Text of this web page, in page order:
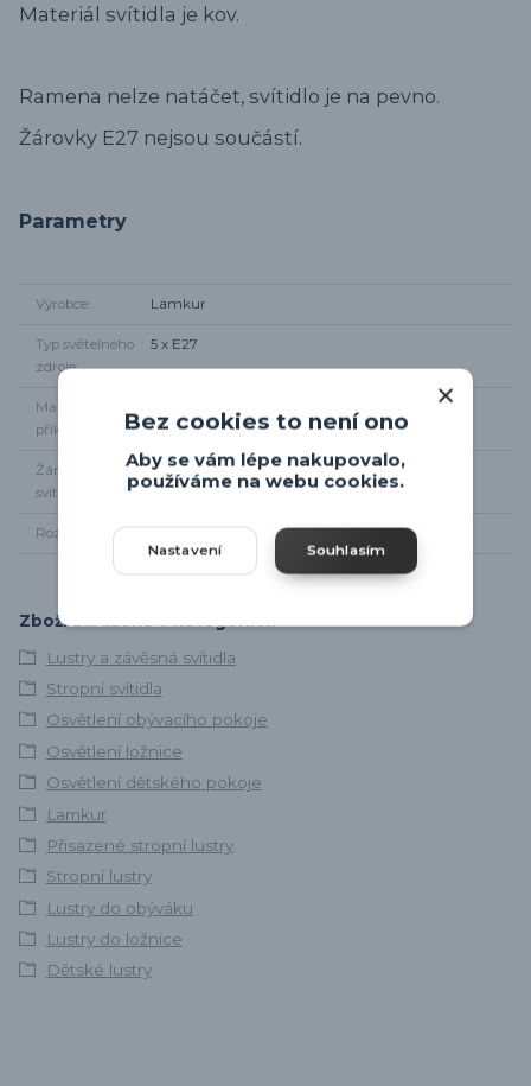
Materiál svítidla je kov.
Ramena nelze natáčet, svítidlo je na pevno.
Žárovky E27 nejsou součástí.
Parametry
Výrobce Lamkur
Typ světelného
zdroje
5 x E27
Maximální
příkon
Žárovky součástí
svítidla
Ne
Rozměr svítidla Průměr 46cm, od stropu 30cm
Zboží zařazeno v kategoriích
Lustry a závěsná svítidla
Stropní svítidla
Osvětlení obývacího pokoje
Osvětlení ložnice
Osvětlení dětského pokoje
Lamkur
Přisazené stropní lustry
Stropní lustry
Lustry do obýváku
Lustry do ložnice
Dětské lustry
Bez cookies to není ono
Aby se vám lépe nakupovalo,
používáme na webu cookies.
Nastavení Souhlasím